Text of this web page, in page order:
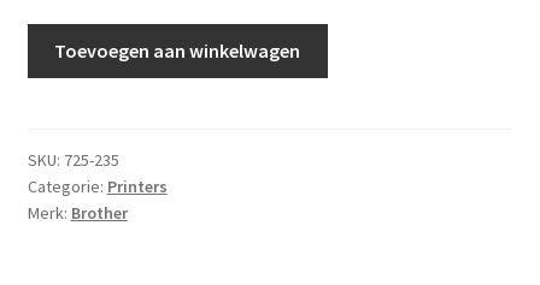
Toevoegen aan winkelwagen
SKU: 725-235
Categorie: Printers
Merk: Brother